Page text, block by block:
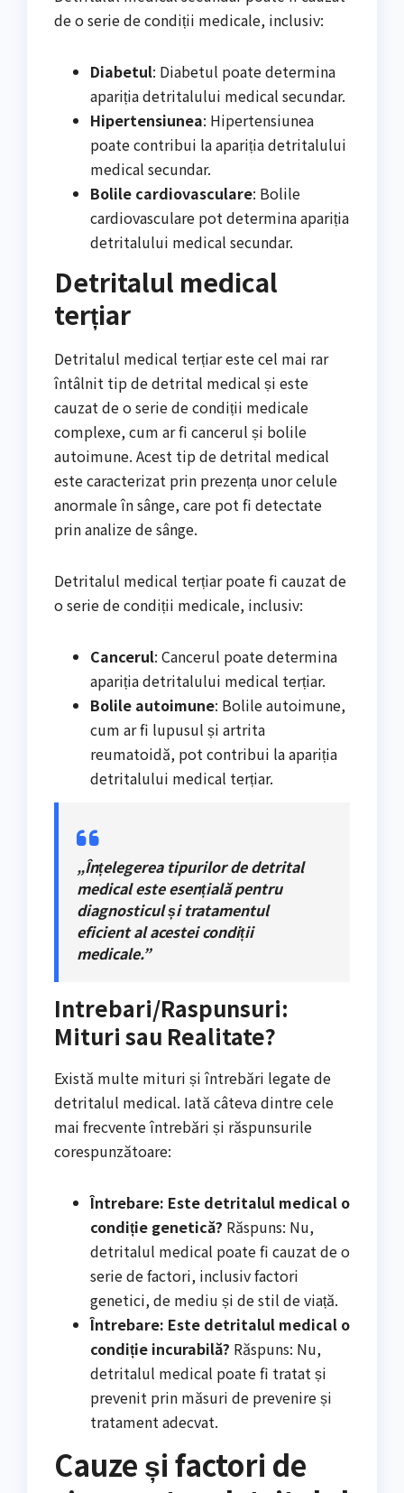
de o serie de condiții medicale, inclusiv:
Diabetul: Diabetul poate determina
apariția detritalului medical secundar.
Hipertensiunea: Hipertensiunea
poate contribui la apariția detritalului
medical secundar.
Bolile cardiovasculare: Bolile
cardiovasculare pot determina apariția
detritalului medical secundar.
Detritalul medical
terțiar
Detritalul medical terțiar este cel mai rar
întâlnit tip de detrital medical și este
cauzat de o serie de condiții medicale
complexe, cum ar fi cancerul și bolile
autoimune. Acest tip de detrital medical
este caracterizat prin prezența unor celule
anormale în sânge, care pot fi detectate
prin analize de sânge.
Detritalul medical terțiar poate fi cauzat de
o serie de condiții medicale, inclusiv:
Cancerul: Cancerul poate determina
apariția detritalului medical terțiar.
Bolile autoimune: Bolile autoimune,
cum ar fi lupusul și artrita
reumatoidă, pot contribui la apariția
detritalului medical terțiar.
„Înțelegerea tipurilor de detrital
medical este esențială pentru
diagnosticul și tratamentul
eficient al acestei condiții
medicale.”
Intrebari/Raspunsuri:
Mituri sau Realitate?
Există multe mituri și întrebări legate de
detritalul medical. Iată câteva dintre cele
mai frecvente întrebări și răspunsurile
corespunzătoare:
Întrebare: Este detritalul medical o
condiție genetică? Răspuns: Nu,
detritalul medical poate fi cauzat de o
serie de factori, inclusiv factori
genetici, de mediu și de stil de viață.
Întrebare: Este detritalul medical o
condiție incurabilă? Răspuns: Nu,
detritalul medical poate fi tratat și
prevenit prin măsuri de prevenire și
tratament adecvat.
Cauze și factori de